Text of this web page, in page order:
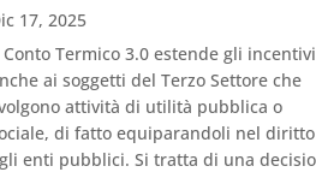
17, 2025
Conto Termico 3.0 estende gli incentivi
ai soggetti del Terzo Settore che
attività di utilità pubblica o
di fatto equiparandoli nel diritto
enti pubblici. Si tratta di una